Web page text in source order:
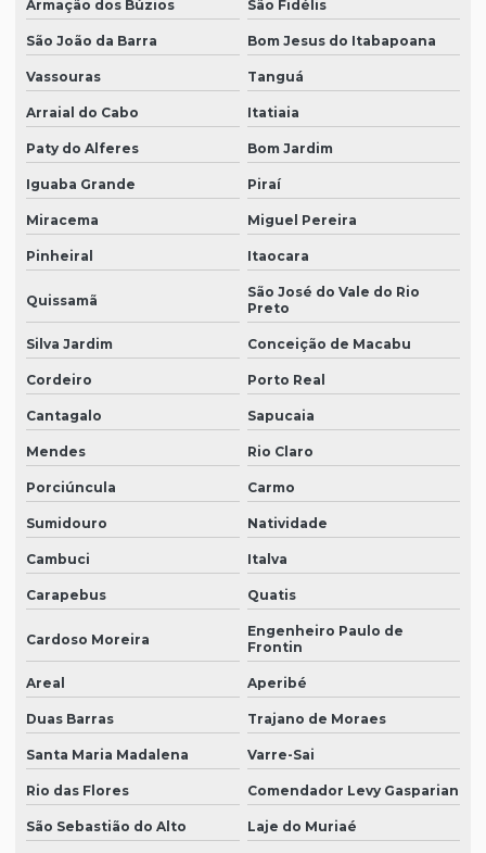
Armação dos Búzios São Fidélis
São João da Barra Bom Jesus do Itabapoana
Vassouras Tanguá
Arraial do Cabo Itatiaia
Paty do Alferes Bom Jardim
Iguaba Grande Piraí
Miracema Miguel Pereira
Pinheiral Itaocara
Quissamã
São José do Vale do Rio
Preto
Silva Jardim Conceição de Macabu
Cordeiro Porto Real
Cantagalo Sapucaia
Mendes Rio Claro
Porciúncula Carmo
Sumidouro Natividade
Cambuci Italva
Carapebus Quatis
Cardoso Moreira
Engenheiro Paulo de
Frontin
Areal Aperibé
Duas Barras Trajano de Moraes
Santa Maria Madalena Varre-Sai
Rio das Flores Comendador Levy Gasparian
São Sebastião do Alto Laje do Muriaé